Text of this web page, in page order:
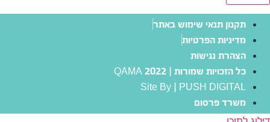
תקנון תנאי שימוש באתר
מדיניות הפרטיות
הצהרת נגישות
כל הזכויות שמורות | QAMA 2022
Site By | PUSH DIGITAL
משרד פרסום